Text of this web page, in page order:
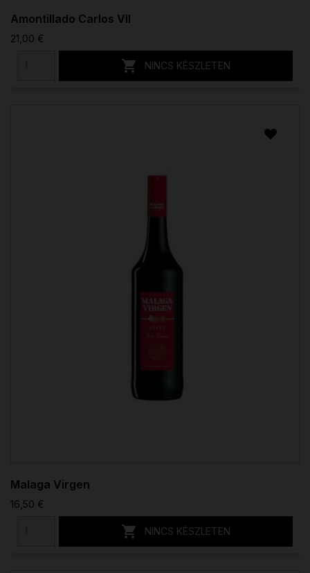
Amontillado Carlos VII
21,00 €
 NINCS KÉSZLETEN
Malaga Virgen
16,50 €
 NINCS KÉSZLETEN